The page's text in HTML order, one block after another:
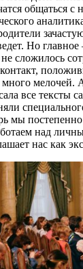
общаться с
Но главное
сложилось
мелочей.
все тексты
мы
над
нас как